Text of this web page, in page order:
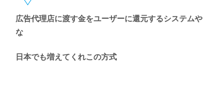
広告代理店に渡す金をユーザーに還元するシステムや
な
日本でも増えてくれこの方式